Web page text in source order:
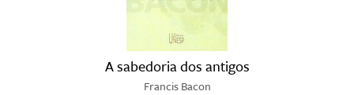
A sabedoria dos antigos
Francis Bacon